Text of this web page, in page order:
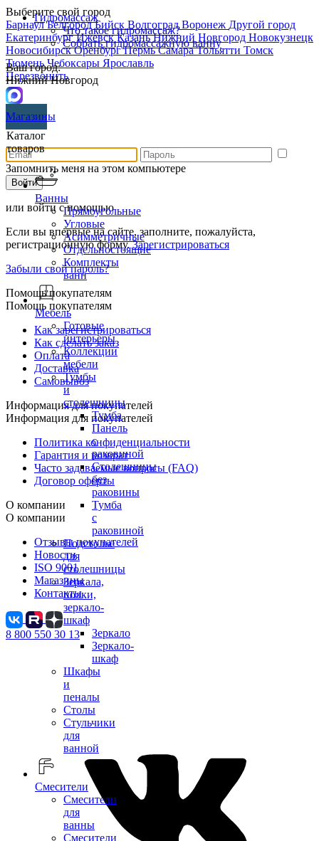
Выберите свой город
БарнаулБелгородБийск ВолгоградВоронеж Другой город
ЕкатеринбургИжевскКазаньНижний Новгород Новокузнецк
НовосибирскОренбургПермьСамараТольятти Томск
ТюменьЧебоксары Ярославль
Перезвонить
Гидромассаж
Что такое гидромассаж?
Собрать гидромассажную ванну
Ваш город:
Нижний Новгород
Магазины
Каталог
товаров
Ванны
Прямоугольные
Угловые
Асимметричные
Отдельностоящие
Комплекты
ванн
Мебель
Готовые
интерьеры
Коллекции
мебели
Тумбы
и
столешницы
Тумба
Панель
с
раковиной
Столешницы
без
раковины
Тумба
с
раковиной
Подстолье
для
столешницы
Зеркала,
полки,
зеркало-
шкаф
Зеркало
Зеркало-
шкаф
Шкафы
и
пеналы
Столы
Стульчики
для
ванной
Смесители
Смесители
для
ванны
Смесители
Запомнить меня на этом компьютере
или войти с помощью
Если вы впервые на сайте, заполните, пожалуйста,
регистрационную форму.Зарегистрироваться
Забыли свой пароль?
Помощь покупателям
Помощь покупателям
Как зарегистрироваться
Как сделать заказ
Оплата
Доставка
Самовывоз
Информация для покупателей
Информация для покупателей
Политика конфиденциальности
Гарантия и возврат
Часто задаваемые вопросы (FAQ)
Договор оферты
О компании
О компании
Отзывы покупателей
Новости
ISO 9001
Магазины
Контакты
8 800 550 30 13